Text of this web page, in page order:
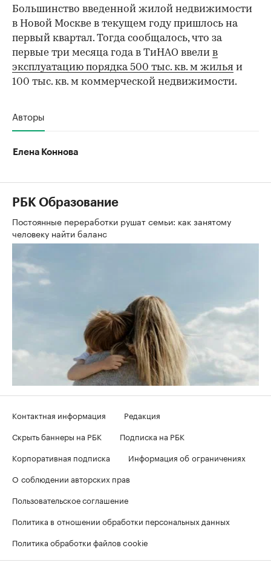
Большинство введенной жилой недвижимости
в Новой Москве в текущем году пришлось на
первый квартал. Тогда сообщалось, что за
первые три месяца года в ТиНАО ввели в
эксплуатацию порядка 500 тыс. кв. м жилья и
100 тыс. кв. м коммерческой недвижимости.
Авторы
Елена Коннова
РБК Образование
Постоянные переработки рушат семьи: как занятому
человеку найти баланс
Контактная информация
Редакция
Скрыть баннеры на РБК
Подписка на РБК
Корпоративная подписка
Информация об ограничениях
О соблюдении авторских прав
Пользовательское соглашение
Политика в отношении обработки персональных данных
Политика обработки файлов cookie